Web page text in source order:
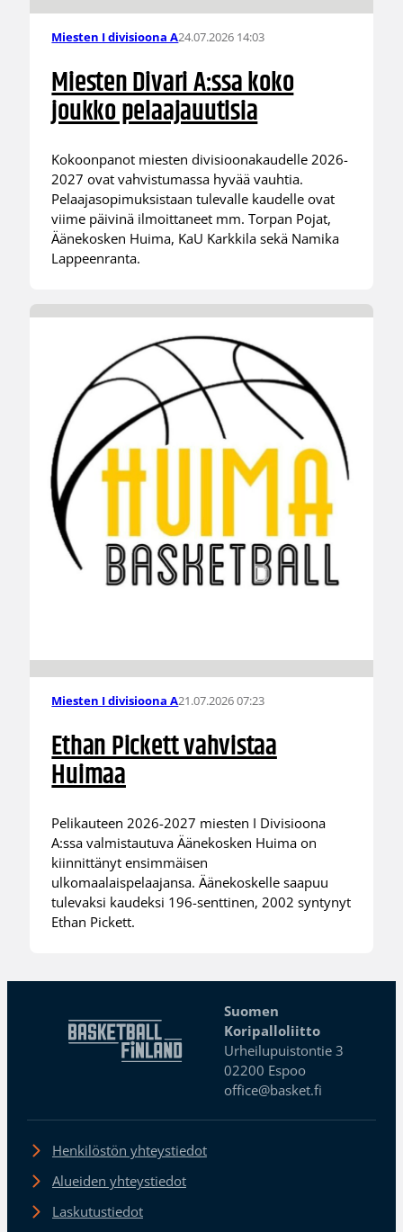
Miesten I divisioona A24.07.2026 14:03
Miesten Divari A:ssa koko
joukko pelaajauutisia
Kokoonpanot miesten divisioonakaudelle 2026-
2027 ovat vahvistumassa hyvää vauhtia.
Pelaajasopimuksistaan tulevalle kaudelle ovat
viime päivinä ilmoittaneet mm. Torpan Pojat,
Äänekosken Huima, KaU Karkkila sekä Namika
Lappeenranta.
Miesten I divisioona A21.07.2026 07:23
Ethan Pickett vahvistaa
Huimaa
Pelikauteen 2026-2027 miesten I Divisioona
A:ssa valmistautuva Äänekosken Huima on
kiinnittänyt ensimmäisen
ulkomaalaispelaajansa. Äänekoskelle saapuu
tulevaksi kaudeksi 196-senttinen, 2002 syntynyt
Ethan Pickett.
Suomen
Koripalloliitto
Urheilupuistontie 3
02200 Espoo
office@basket.fi
Henkilöstön yhteystiedot
Alueiden yhteystiedot
Laskutustiedot